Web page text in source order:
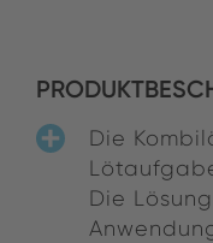
Die
Die